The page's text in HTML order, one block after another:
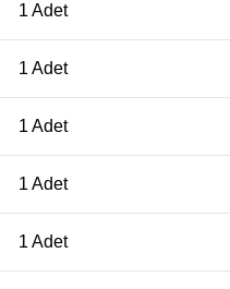
1 Adet
1 Adet
1 Adet
1 Adet
1 Adet